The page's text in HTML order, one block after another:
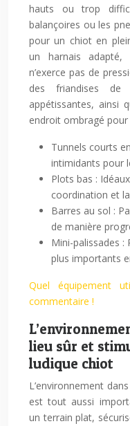
hauts ou trop
balançoires ou les
pour un chiot en
un harnais
n’exerce pas de
des friandises
appétissantes, ainsi
endroit ombragé pour
Tunnels courts
intimidants pour
Plots bas :
coordination et
Barres au sol :
de manière
Mini-palissades :
plus importants
Quel équipement
commentaire !
lieu sûr et
ludique chiot
L’environnement
est tout aussi
un terrain plat,